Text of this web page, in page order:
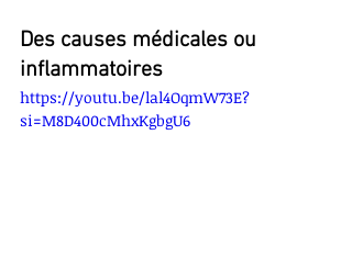
Des causes médicales ou
inflammatoires
https://youtu.be/lal4OqmW73E?
si=M8D400cMhxKgbgU6